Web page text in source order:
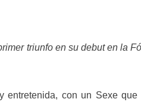
triunfo en su debut en la
entretenida, con un Sexe